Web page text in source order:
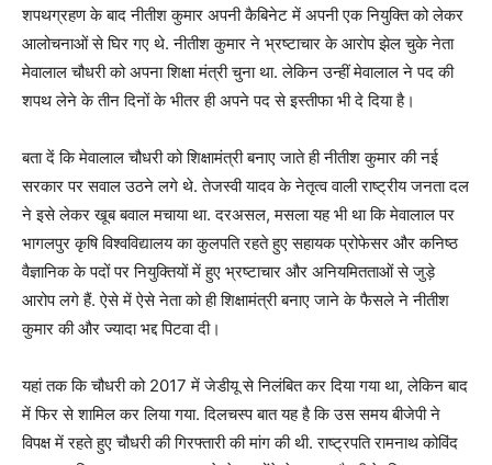
शपथग्रहण के बाद नीतीश कुमार अपनी कैबिनेट में अपनी एक नियुक्ति को लेकर
आलोचनाओं से घिर गए थे. नीतीश कुमार ने भ्रष्टाचार के आरोप झेल चुके नेता
मेवालाल चौधरी को अपना शिक्षा मंत्री चुना था. लेकिन उन्हीं मेवालाल ने पद की
शपथ लेने के तीन दिनों के भीतर ही अपने पद से इस्तीफा भी दे दिया है।
बता दें कि मेवालाल चौधरी को शिक्षामंत्री बनाए जाते ही नीतीश कुमार की नई
सरकार पर सवाल उठने लगे थे. तेजस्वी यादव के नेतृत्व वाली राष्ट्रीय जनता दल
ने इसे लेकर खूब बवाल मचाया था. दरअसल, मसला यह भी था कि मेवालाल पर
भागलपुर कृषि विश्वविद्यालय का कुलपति रहते हुए सहायक प्रोफेसर और कनिष्ठ
वैज्ञानिक के पदों पर नियुक्तियों में हुए भ्रष्टाचार और अनियमितताओं से जुड़े
आरोप लगे हैं. ऐसे में ऐसे नेता को ही शिक्षामंत्री बनाए जाने के फैसले ने नीतीश
कुमार की और ज्यादा भद्द पिटवा दी।
यहां तक कि चौधरी को 2017 में जेडीयू से निलंबित कर दिया गया था, लेकिन बाद
में फिर से शामिल कर लिया गया. दिलचस्प बात यह है कि उस समय बीजेपी ने
विपक्ष में रहते हुए चौधरी की गिरफ्तारी की मांग की थी. राष्ट्रपति रामनाथ कोविंद